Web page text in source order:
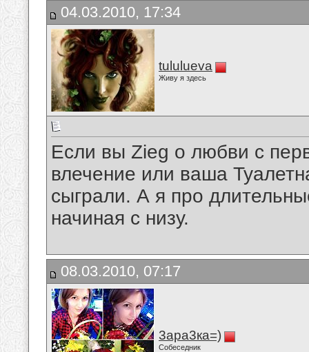
04.03.2010, 17:34
tululueva
Живу я здесь
Если вы Zieg о любви с
влечение или ваша
сыграли. А я про
начиная с низу.
08.03.2010, 07:17
3ара3ка=)
Собеседник